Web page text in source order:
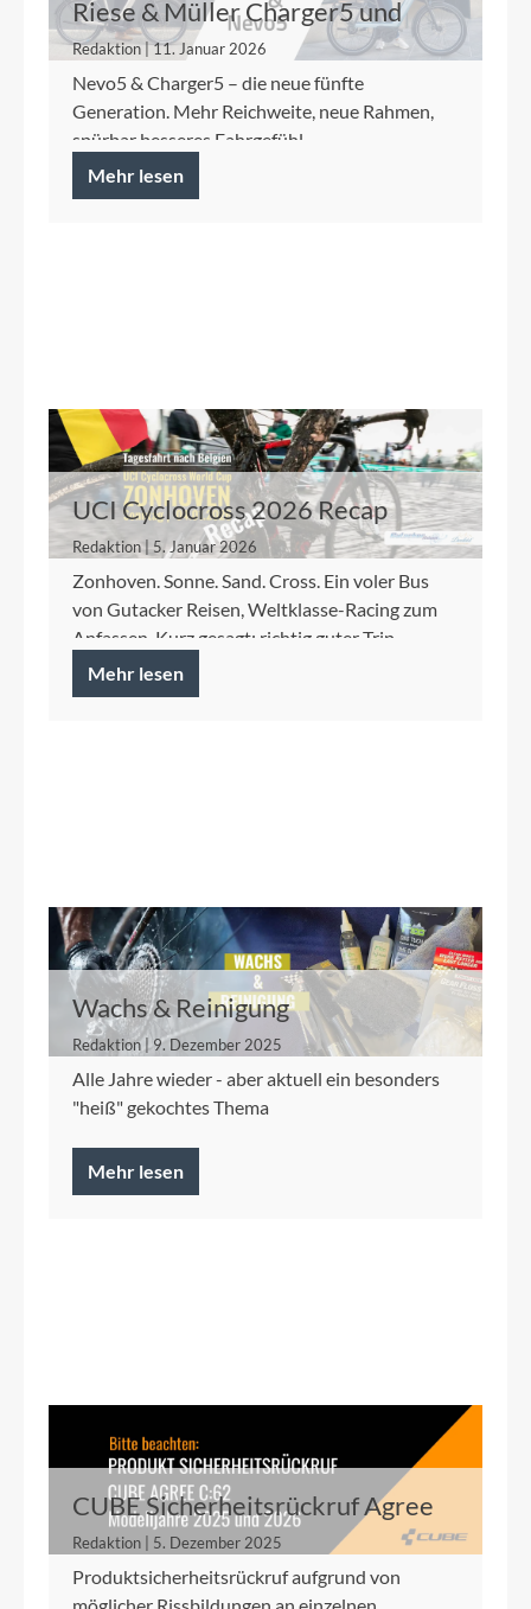
Riese & Müller Charger5 und
Nevo5
Redaktion | 11. Januar 2026
Nevo5 & Charger5 – die neue fünfte
Generation. Mehr Reichweite, neue Rahmen,
spürbar besseres Fahrgefühl.
Mehr lesen
UCI Cyclocross 2026 Recap
Redaktion | 5. Januar 2026
Zonhoven. Sonne. Sand. Cross. Ein voler Bus
von Gutacker Reisen, Weltklasse-Racing zum
Anfassen. Kurz gesagt: richtig guter Trip.
Mehr lesen
Wachs & Reinigung
Redaktion | 9. Dezember 2025
Alle Jahre wieder - aber aktuell ein besonders
"heiß" gekochtes Thema
Mehr lesen
CUBE Sicherheitsrückruf Agree
C:62 2025/2026
Redaktion | 5. Dezember 2025
Produktsicherheitsrückruf aufgrund von